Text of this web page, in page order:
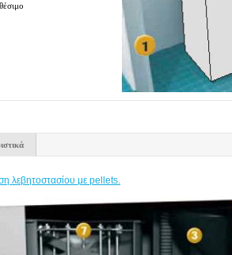
λεβητοστασίου με pellets.